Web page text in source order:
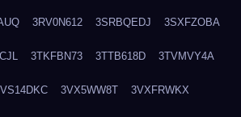
3RV0N612 3SRBQEDJ 3SXFZOBA
3TKFBN73 3TTB618D 3TVMVY4A
3VX5WW8T 3VXFRWKX